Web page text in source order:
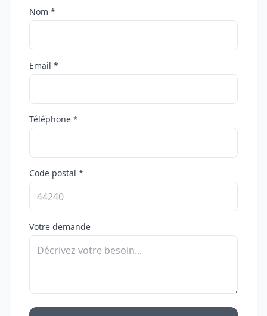
Nom *
Email *
Téléphone *
Code postal *
Votre demande